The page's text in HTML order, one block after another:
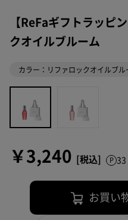
【ReFaギフトラッピ
クオイルブルーム
カラー：リファロックオイルブル
￥3,240 33
お買い